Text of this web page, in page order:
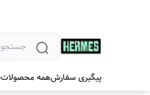
پیگیری سفارشهمه محصولات